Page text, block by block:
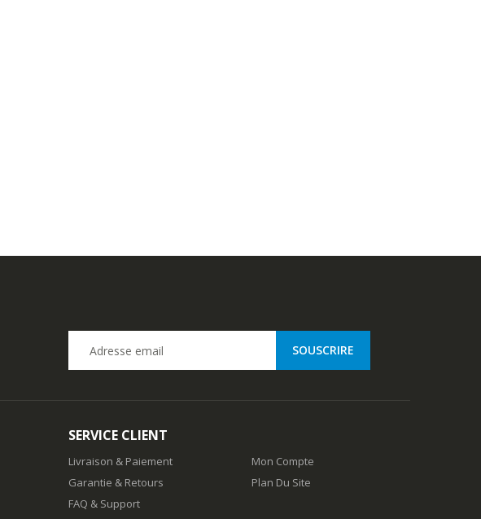
SERVICE CLIENT
Livraison & Paiement
Garantie & Retours
FAQ & Support
Mon Compte
Plan Du Site